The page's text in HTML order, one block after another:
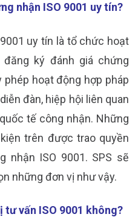
nhận ISO 9001 uy tín?
uy tín là tổ chức hoạt
ký đánh giá chứng
phép hoạt động hợp pháp
đàn, hiệp hội liên quan
tế công nhận. Những
trên được trao quyền
nhận ISO 9001. SPS sẽ
những đơn vị như vậy.
tư vấn ISO 9001 không?